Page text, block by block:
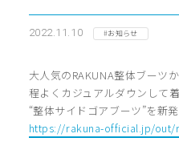
2022.11.10 #お知らせ
大人気のRAKUNA整体ブーツ
程よくカジュアルダウンして
“整体サイドゴアブーツ”を新
https://rakuna-official.jp/out/